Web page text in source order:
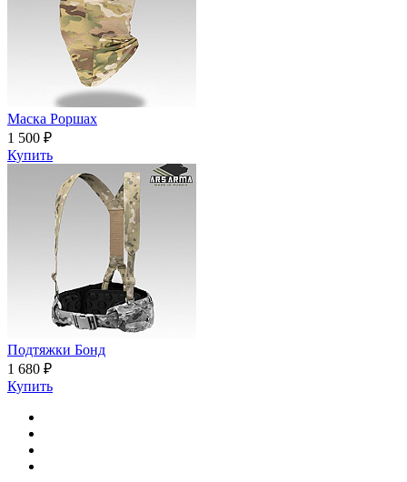
Маска Роршах
1 500 ₽
Купить
Подтяжки Бонд
1 680 ₽
Купить